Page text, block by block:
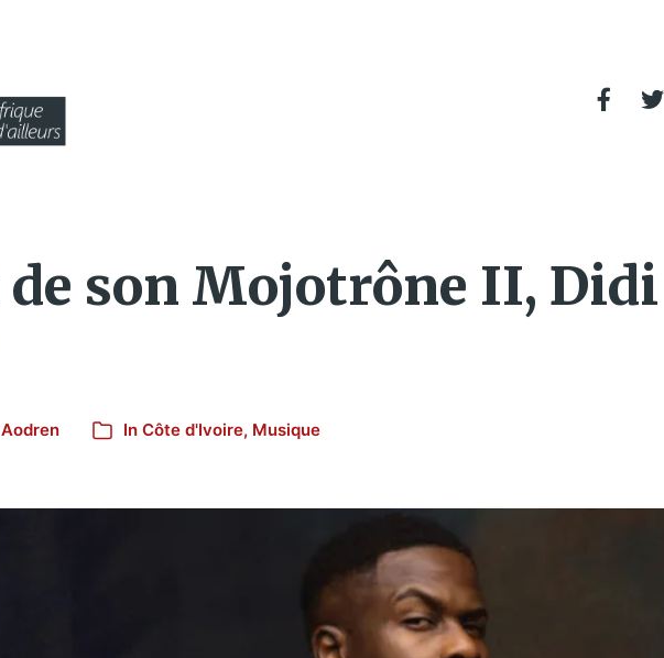
son Mojotrône II,
Aodren In Côte d'Ivoire, Musique